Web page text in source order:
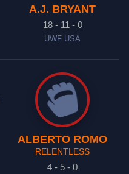
A.J. BRYANT
18 - 11 - 0
UWF USA
ALBERTO ROMO
RELENTLESS
4 - 5 - 0